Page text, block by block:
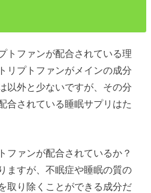
トファンが配合されている理
リプトファンがメインの成分
以外と少ないですが、その分
合されている睡眠サプリはた
ファンが配合されているか？
ますが、不眠症や睡眠の質の
取り除くことができる成分だ